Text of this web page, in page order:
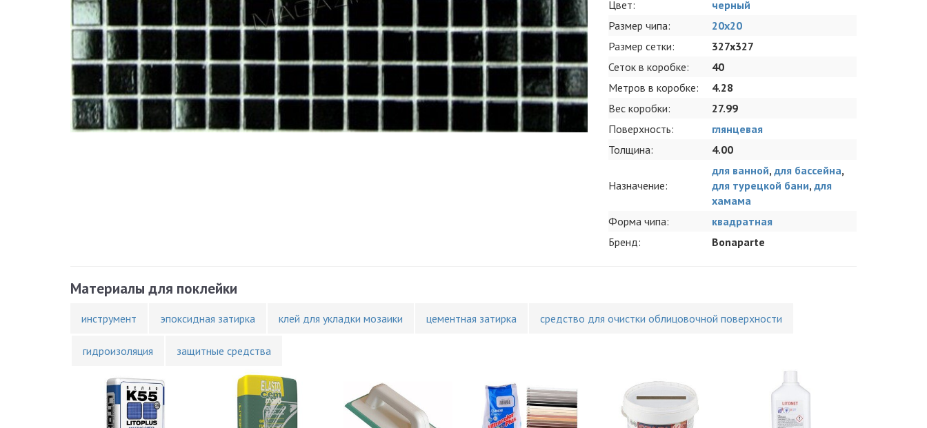
Цвет:
черный
Размер чипа:
20x20
Размер сетки:
327x327
Сеток в коробке:
40
Метров в коробке:
4.28
Вес коробки:
27.99
Поверхность:
глянцевая
Толщина:
4.00
Назначение:
для ванной, для бассейна,
для турецкой бани, для
хамама
Форма чипа:
квадратная
Бренд:
Bonaparte
Материалы для поклейки
инструмент эпоксидная затирка клей для укладки мозаики цементная затирка средство для очистки облицовочной поверхности
гидроизоляция защитные средства